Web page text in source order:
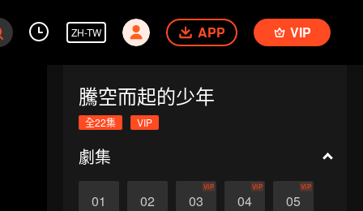
ZH-TW APP VIP
騰空而起的少年
全22集 VIP
劇集
01 02 03
VIP
04
VIP
05
VIP